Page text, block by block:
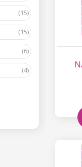
(15)
(15)
(6)
(4)